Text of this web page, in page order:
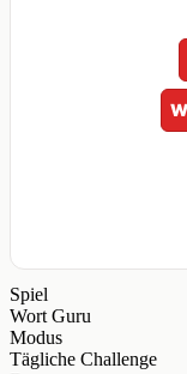
W
Spiel
Wort Guru
Modus
Tägliche Challenge